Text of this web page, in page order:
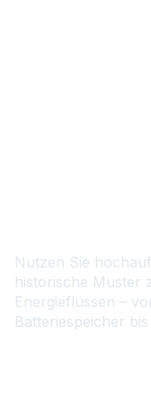
Nutzen Sie
historische Muster
Energieflüssen –
Batteriespeicher